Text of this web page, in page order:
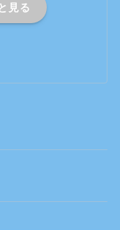
見る